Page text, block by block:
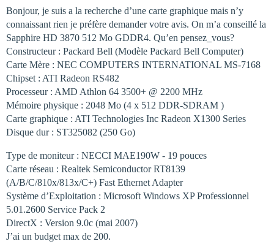
Bonjour, je suis a la recherche d’une carte graphique mais n’y
connaissant rien je préfère demander votre avis. On m’a conseillé la
Sapphire HD 3870 512 Mo GDDR4. Qu’en pensez_vous?
Constructeur : Packard Bell (Modèle Packard Bell Computer)
Carte Mère : NEC COMPUTERS INTERNATIONAL MS-7168
Chipset : ATI Radeon RS482
Processeur : AMD Athlon 64 3500+ @ 2200 MHz
Mémoire physique : 2048 Mo (4 x 512 DDR-SDRAM )
Carte graphique : ATI Technologies Inc Radeon X1300 Series
Disque dur : ST325082 (250 Go)
Type de moniteur : NECCI MAE190W - 19 pouces
Carte réseau : Realtek Semiconductor RT8139
(A/B/C/810x/813x/C+) Fast Ethernet Adapter
Système d’Exploitation : Microsoft Windows XP Professionnel
5.01.2600 Service Pack 2
DirectX : Version 9.0c (mai 2007)
J’ai un budget max de 200.